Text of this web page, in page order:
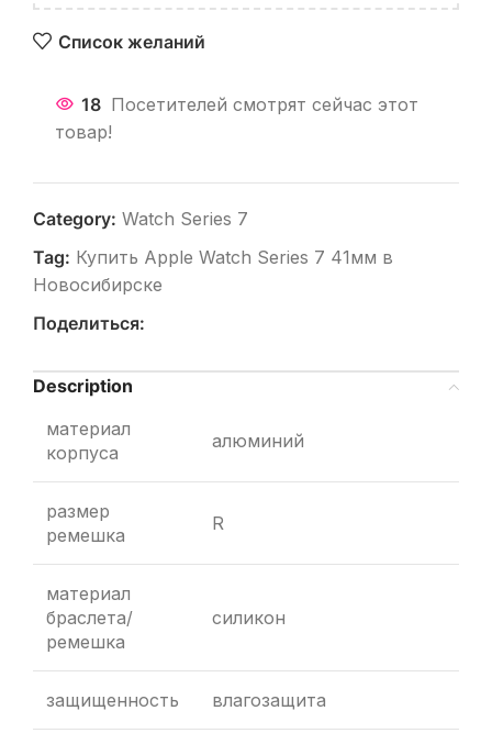
Список желаний
18 Посетителей смотрят сейчас этот
товар!
Category: Watch Series 7
Tag: Купить Apple Watch Series 7 41мм в
Новосибирске
Поделиться:
Description
материал
корпуса
алюминий
размер
ремешка
R
материал
браслета/
ремешка
силикон
защищенность влагозащита